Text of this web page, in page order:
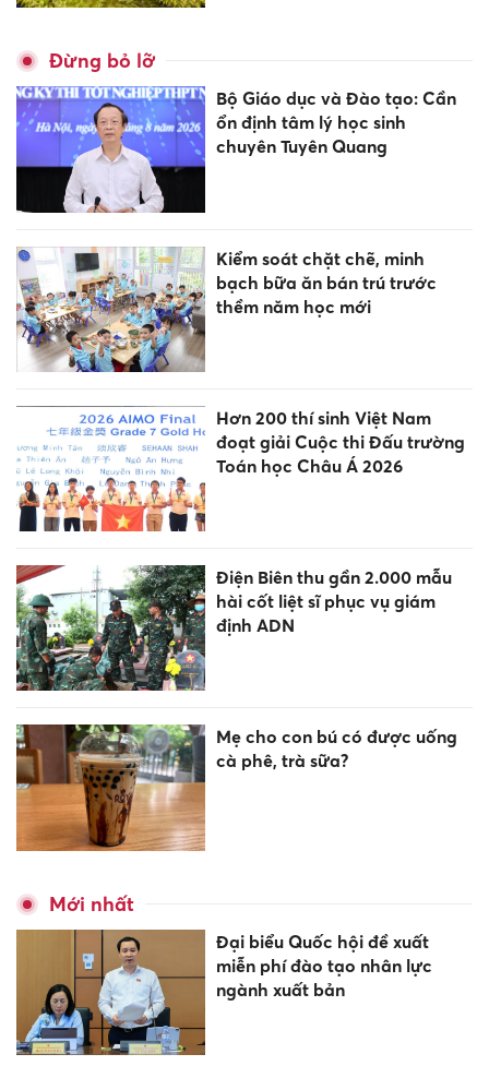
Đừng bỏ lỡ
Bộ Giáo dục và Đào tạo: Cần
ổn định tâm lý học sinh
chuyên Tuyên Quang
Kiểm soát chặt chẽ, minh
bạch bữa ăn bán trú trước
thềm năm học mới
Hơn 200 thí sinh Việt Nam
đoạt giải Cuộc thi Đấu trường
Toán học Châu Á 2026
Điện Biên thu gần 2.000 mẫu
hài cốt liệt sĩ phục vụ giám
định ADN
Mẹ cho con bú có được uống
cà phê, trà sữa?
Mới nhất
Đại biểu Quốc hội đề xuất
miễn phí đào tạo nhân lực
ngành xuất bản